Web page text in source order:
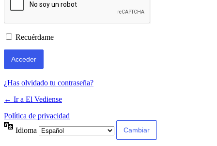
Recuérdame
¿Has olvidado tu contraseña?
← Ir a El Vediense
Política de privacidad
Idioma